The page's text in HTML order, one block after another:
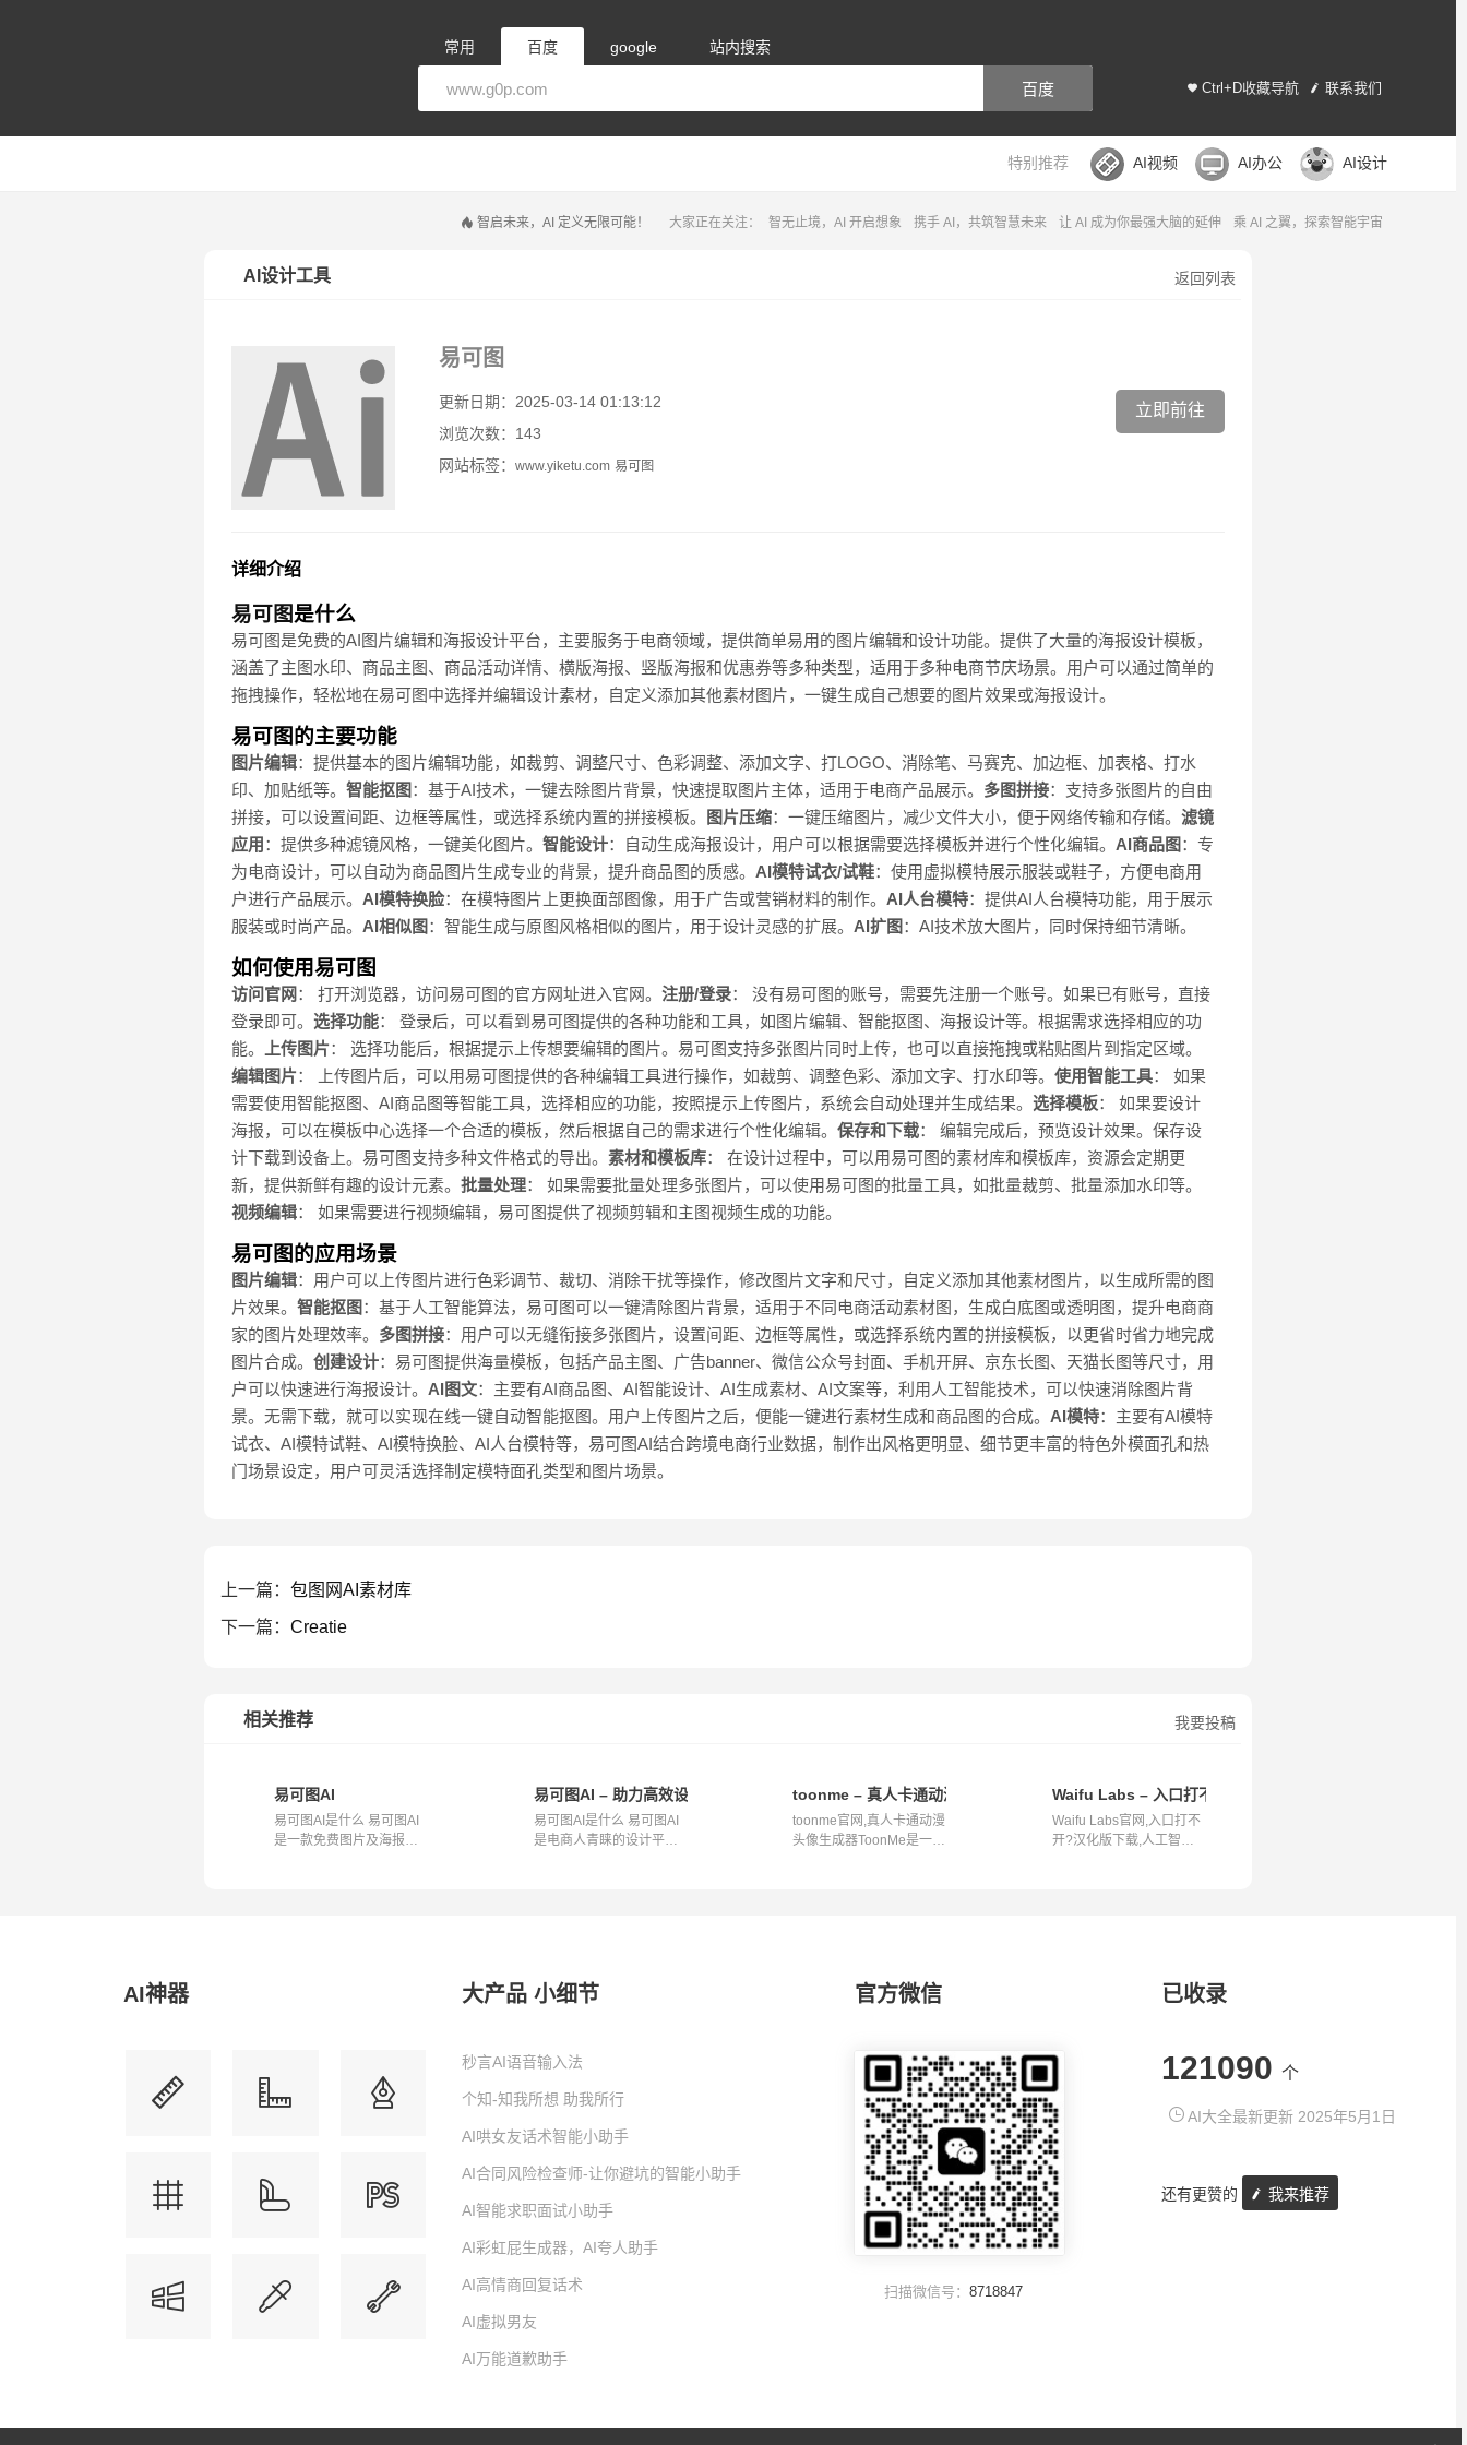
常用 百度 google 站内搜索
Ctrl+D收藏导航 联系我们
百度
特别推荐 AI视频 AI办公 AI设计
大家正在关注： 智无止境，AI 开启想象 携手 AI，共筑智慧未来 让 AI 成为你最强大脑的延伸 乘 AI 之翼，探索智能宇宙
智启未来，AI 定义无限可能！
返回列表
AI设计工具
易可图
更新日期：2025-03-14 01:13:12
浏览次数：143
网站标签： www.yiketu.com 易可图
立即前往
详细介绍
易可图是什么
易可图是免费的AI图片编辑和海报设计平台，主要服务于电商领域，提供简单易用的图片编辑和设计功能。提供了大量的海报设计模板，
涵盖了主图水印、商品主图、商品活动详情、横版海报、竖版海报和优惠券等多种类型，适用于多种电商节庆场景。用户可以通过简单的
拖拽操作，轻松地在易可图中选择并编辑设计素材，自定义添加其他素材图片，一键生成自己想要的图片效果或海报设计。
易可图的主要功能
图片编辑：提供基本的图片编辑功能，如裁剪、调整尺寸、色彩调整、添加文字、打LOGO、消除笔、马赛克、加边框、加表格、打水
印、加贴纸等。 智能抠图 ：基于AI技术，一键去除图片背景，快速提取图片主体，适用于电商产品展示。 多图拼接：支持多张图片的自由
拼接，可以设置间距、边框等属性，或选择系统内置的拼接模板。
图片压缩：一键压缩图片，减少文件大小，便于网络传输和存储。 滤镜
应用 ：提供多种滤镜风格，一键美化图片。 智能设计：自动生成海报设计，用户可以根据需要选择模板并进行个性化编辑。 AI商品图 ：专
为电商设计，可以自动为商品图片生成专业的背景，提升商品图的质感。 AI模特试衣/试鞋：使用虚拟模特展示服装或鞋子，方便电商用
户进行产品展示。 AI模特换脸：在模特图片上更换面部图像，用于广告或营销材料的制作。 AI人台模特：提供AI人台模特功能，用于展示
服装或时尚产品。 AI相似图 ：智能生成与原图风格相似的图片，用于设计灵感的扩展。 AI扩图 ：AI技术放大图片，同时保持细节清晰。
如何使用易可图
访问官网 ： 打开浏览器，访问易可图的官方网址进入官网。 注册/登录： 没有易可图的账号，需要先注册一个账号。如果已有账号，直接
登录即可。 选择功能： 登录后，可以看到易可图提供的各种功能和工具，如图片编辑、智能抠图、海报设计等。根据需求选择相应的功
能。
上传图片： 选择功能后，根据提示上传想要编辑的图片。易可图支持多张图片同时上传，也可以直接拖拽或粘贴图片到指定区域。
编辑图片： 上传图片后，可以用易可图提供的各种编辑工具进行操作，如裁剪、调整色彩、添加文字、打水印等。 使用智能工具： 如果
需要使用智能抠图、AI商品图等智能工具，选择相应的功能，按照提示上传图片，系统会自动处理并生成结果。 选择模板： 如果要设计
海报，可以在模板中心选择一个合适的模板，然后根据自己的需求进行个性化编辑。 保存和下载： 编辑完成后，预览设计效果。保存设
计下载到设备上。易可图支持多种文件格式的导出。 素材和模板库： 在设计过程中，可以用易可图的素材库和模板库，资源会定期更
新，提供新鲜有趣的设计元素。 批量处理： 如果需要批量处理多张图片，可以使用易可图的批量工具，如批量裁剪、批量添加水印等。
视频编辑： 如果需要进行视频编辑，易可图提供了视频剪辑和主图视频生成的功能。
易可图的应用场景
图片编辑：用户可以上传图片进行色彩调节、裁切、消除干扰等操作，修改图片文字和尺寸，自定义添加其他素材图片，以生成所需的图
片效果。 智能抠图 ：基于人工智能算法，易可图可以一键清除图片背景，适用于不同电商活动素材图，生成白底图或透明图，提升电商商
家的图片处理效率。 多图拼接：用户可以无缝衔接多张图片，设置间距、边框等属性，或选择系统内置的拼接模板，以更省时省力地完成
图片合成。 创建设计：易可图提供海量模板，包括产品主图、广告banner、微信公众号封面、手机开屏、京东长图、天猫长图等尺寸，用
户可以快速进行海报设计。 AI图文：主要有AI商品图、AI智能设计、AI生成素材、AI文案等，利用人工智能技术，可以快速消除图片背
景。无需下载，就可以实现在线一键自动智能抠图。用户上传图片之后，便能一键进行素材生成和商品图的合成。 AI模特：主要有AI模特
试衣、AI模特试鞋、AI模特换脸、AI人台模特等，易可图AI结合跨境电商行业数据，制作出风格更明显、细节更丰富的特色外模面孔和热
门场景设定，用户可灵活选择制定模特面孔类型和图片场景。
上一篇： 包图网AI素材库
下一篇： Creatie
我要投稿
相关推荐
易可图AI
易可图AI是什么 易可图AI
是一款免费图片及海报在
易可图AI – 助力高效设计的得力工具
易可图AI是什么 易可图AI
是电商人青睐的设计平
toonme – 真人卡通动漫头像生成器
toonme官网,真人卡通动漫
头像生成器ToonMe是一款
Waifu Labs – 入口打不开?汉化版下载,人工智能技术生成2D
Waifu Labs官网,入口打不
开?汉化版下载,人工智能
AI神器 大产品 小细节
秒言AI语音输入法
个知-知我所想 助我所行
AI哄女友话术智能小助手
AI合同风险检查师-让你避坑的智能小助手
AI智能求职面试小助手
AI彩虹屁生成器，AI夸人助手
AI高情商回复话术
AI虚拟男友
AI万能道歉助手
官方微信
扫描微信号：8718847
已收录
121090 个
AI大全最新更新 2025年5月1日
还有更赞的 我来推荐